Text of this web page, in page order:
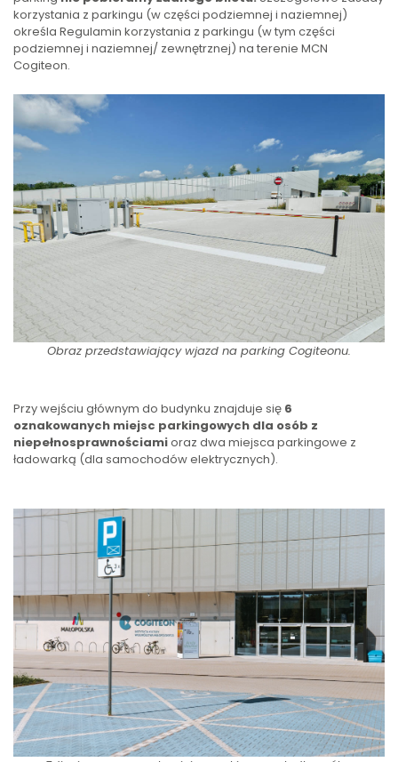
korzystania z parkingu (w części podziemnej i naziemnej)
określa Regulamin korzystania z parkingu (w tym części
podziemnej i naziemnej/ zewnętrznej) na terenie MCN
Cogiteon.
Obraz przedstawiający wjazd na parking Cogiteonu.
Przy wejściu głównym do budynku znajduje się 6
oznakowanych miejsc parkingowych dla osób z
niepełnosprawnościamioraz dwa miejsca parkingowe z
ładowarką (dla samochodów elektrycznych).